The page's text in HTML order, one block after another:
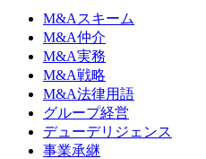
M&Aスキーム
M&A仲介
M&A実務
M&A戦略
M&A法律用語
グループ経営
デューデリジェンス
事業承継